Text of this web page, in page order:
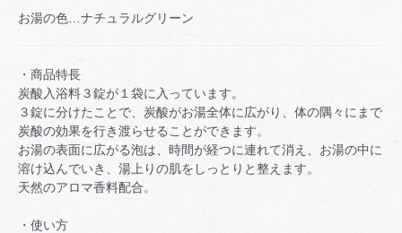
お湯の色…ナチュラルグリーン
・商品特長
炭酸入浴料３錠が１袋に入っています。
３錠に分けたことで、炭酸がお湯全体に広がり、体の隅々にまで
炭酸の効果を行き渡らせることができます。
お湯の表面に広がる泡は、時間が経つに連れて消え、お湯の中に
溶け込んでいき、湯上りの肌をしっとりと整えます。
天然のアロマ香料配合。
・使い方